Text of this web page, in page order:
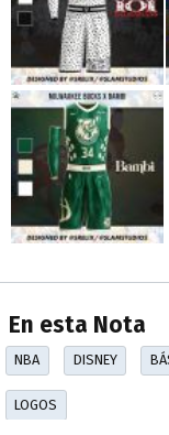
En esta Nota
NBA DISNEY
LOGOS